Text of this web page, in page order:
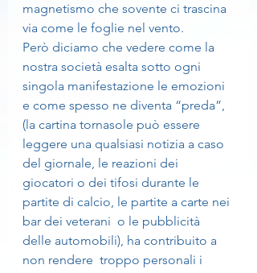
magnetismo che sovente ci trascina
via come le foglie nel vento.
Però diciamo che vedere come la
nostra società esalta sotto ogni
singola manifestazione le emozioni
e come spesso ne diventa “preda”,
(la cartina tornasole può essere
leggere una qualsiasi notizia a caso
del giornale, le reazioni dei
giocatori o dei tifosi durante le
partite di calcio, le partite a carte nei
bar dei veterani  o le pubblicità
delle automobili), ha contribuito a
non rendere  troppo personali i